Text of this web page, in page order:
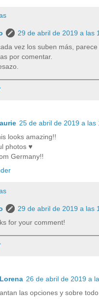
29 de abril de 2019 a las
vez los suben más, parece
por comentar.
25 de abril de 2019 a las
looks amazing!!
photos ♥
Germany!!
29 de abril de 2019 a las
for your comment!
26 de abril de 2019 a
las opciones y sobre